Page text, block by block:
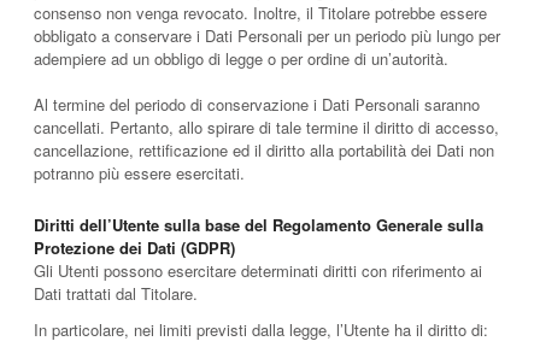
consenso non venga revocato. Inoltre, il Titolare potrebbe essere
obbligato a conservare i Dati Personali per un periodo più lungo per
adempiere ad un obbligo di legge o per ordine di un’autorità.
Al termine del periodo di conservazione i Dati Personali saranno
cancellati. Pertanto, allo spirare di tale termine il diritto di accesso,
cancellazione, rettificazione ed il diritto alla portabilità dei Dati non
potranno più essere esercitati.
Diritti dell’Utente sulla base del Regolamento Generale sulla
Protezione dei Dati (GDPR)
Gli Utenti possono esercitare determinati diritti con riferimento ai
Dati trattati dal Titolare.
In particolare, nei limiti previsti dalla legge, l’Utente ha il diritto di: